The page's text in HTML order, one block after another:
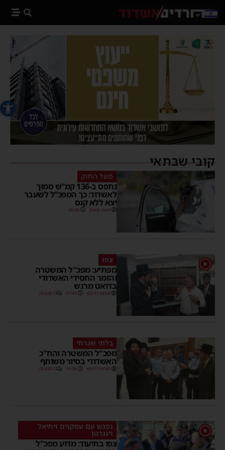
פתח
קובי שבתאי
מעל החוק
נתפס ב-136 קמ”ש סמוך
לאשדוד: כך המפכ”ל לשעבר
יצא ללא קנס
משה קאהן 06:48
1 צפו
מפתיע: מפכ"ל המשטרה
והזמר החסידי האשדודי
בדואט מרגש
מנחם דויטש 07:45 1 תגובות
בלתי שגרתי
מפכ"ל המשטרה והח"כ
האשדודי בסיור משותף
מנחם דויטש 16:36 2 תגובות
1 נפגש עם עסקנים ויחיאל
וינגרטן
צפו בתיעוד: מדוע מפכ"ל